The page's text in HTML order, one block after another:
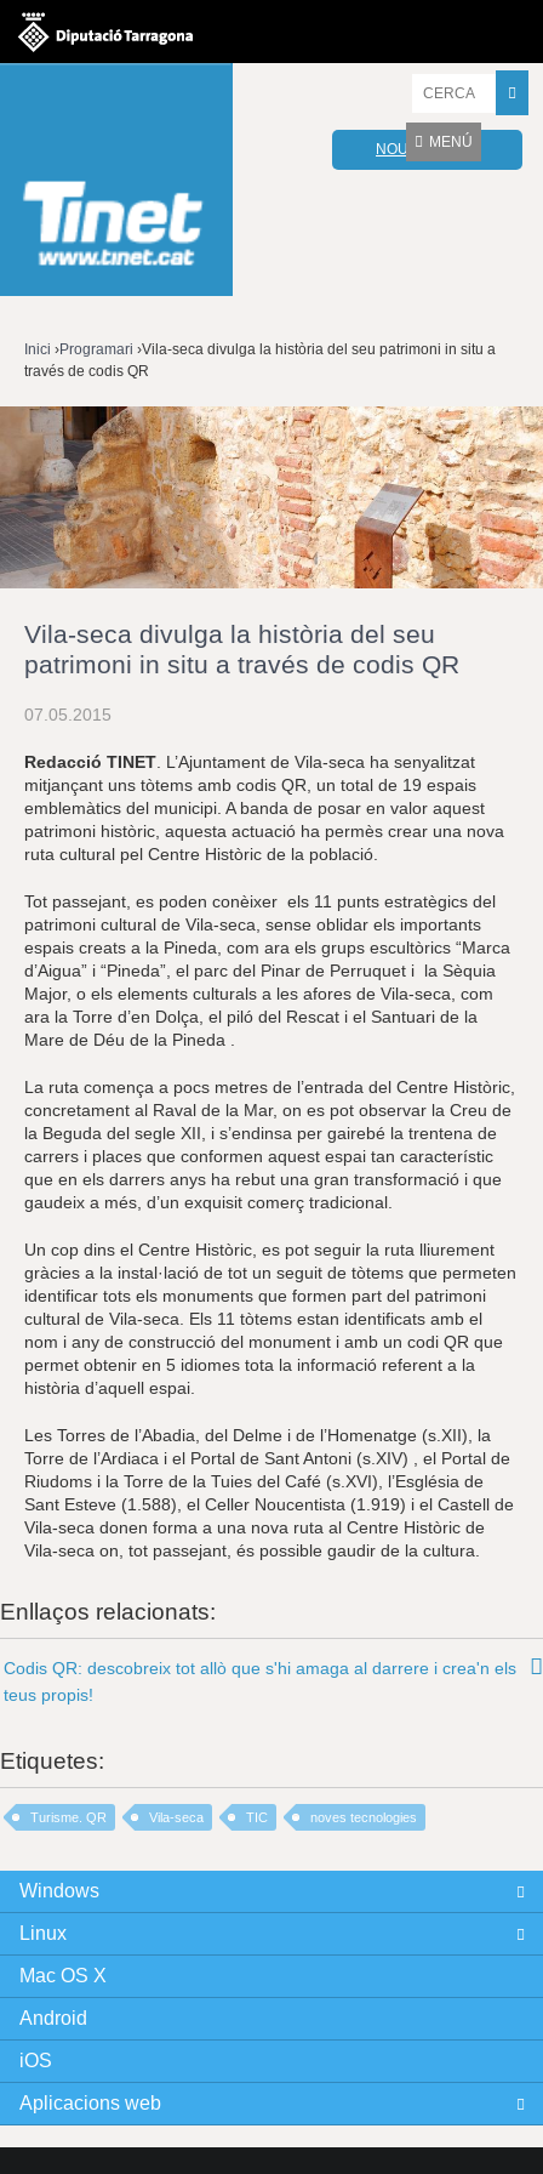
r
o
v
t
r
e
s
p
a
r
a
u
e
c
NOU WEBMAIL
MENÚ
Esteu
aquí
Inici ›Programari ›Vila-seca divulga la història del seu patrimoni in situ a
través de codis QR
Vila-seca divulga la història del seu
patrimoni in situ a través de codis QR
07.05.2015
Redacció TINET . L’Ajuntament de Vila-seca ha senyalitzat
mitjançant uns tòtems amb codis QR, un total de 19 espais
emblemàtics del municipi. A banda de posar en valor aquest
patrimoni històric, aquesta actuació ha permès crear una nova
ruta cultural pel Centre Històric de la població.
Tot passejant, es poden conèixer els 11 punts estratègics del
patrimoni cultural de Vila-seca, sense oblidar els importants
espais creats a la Pineda, com ara els grups escultòrics “Marca
d’Aigua” i “Pineda”, el parc del Pinar de Perruquet i la Sèquia
Major, o els elements culturals a les afores de Vila-seca, com
ara la Torre d’en Dolça, el piló del Rescat i el Santuari de la
Mare de Déu de la Pineda .
La ruta comença a pocs metres de l’entrada del Centre Històric,
concretament al Raval de la Mar, on es pot observar la Creu de
la Beguda del segle XII, i s’endinsa per gairebé la trentena de
carrers i places que conformen aquest espai tan característic
que en els darrers anys ha rebut una gran transformació i que
gaudeix a més, d’un exquisit comerç tradicional.
Un cop dins el Centre Històric, es pot seguir la ruta lliurement
gràcies a la instal·lació de tot un seguit de tòtems que permeten
identificar tots els monuments que formen part del patrimoni
cultural de Vila-seca. Els 11 tòtems estan identificats amb el
nom i any de construcció del monument i amb un codi QR que
permet obtenir en 5 idiomes tota la informació referent a la
història d’aquell espai.
Les Torres de l’Abadia, del Delme i de l’Homenatge (s.XII), la
Torre de l’Ardiaca i el Portal de Sant Antoni (s.XIV) , el Portal de
Riudoms i la Torre de la Tuies del Café (s.XVI), l’Església de
Sant Esteve (1.588), el Celler Noucentista (1.919) i el Castell de
Vila-seca donen forma a una nova ruta al Centre Històric de
Vila-seca on, tot passejant, és possible gaudir de la cultura.
Enllaços relacionats:
Codis QR: descobreix tot allò que s'hi amaga al darrere i crea'n els
teus propis!
Etiquetes:
Turisme. QR Vila-seca TIC noves tecnologies
Windows
Linux
Mac OS X
Android
iOS
Aplicacions web